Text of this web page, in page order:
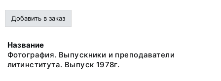
Добавить в заказ
Название
Фотография. Выпускники и преподаватели
литинститута. Выпуск 1978г.